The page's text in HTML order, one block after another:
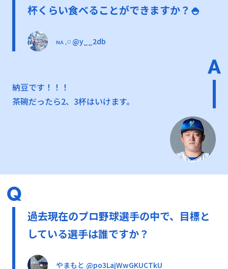
杯くらい食べることができますか？🍚
ɴᴀ 𓈒𓏸 @y__2db
納豆です！！！
茶碗だったら2、3杯はいけます。
過去現在のプロ野球選手の中で、目標と
している選手は誰ですか？
やまもと @po3LajWwGKUCTkU